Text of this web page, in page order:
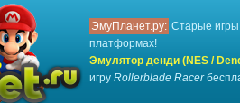
ЭмуПланет.ру: Старые
платформах!
Эмулятор денди (NES /
игру Rollerblade Racer